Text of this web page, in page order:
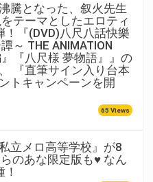
騰となった、叙火先生
テーマとしたエロティ
！『(DVD)八尺八話快樂
～ THE ANIMATION
』『八尺様 夢物語』』の
『直筆サイン入り台本
トキャンペーンを開
65 Views
立メロ高等学校』が8
のあな限定版も♥ なん